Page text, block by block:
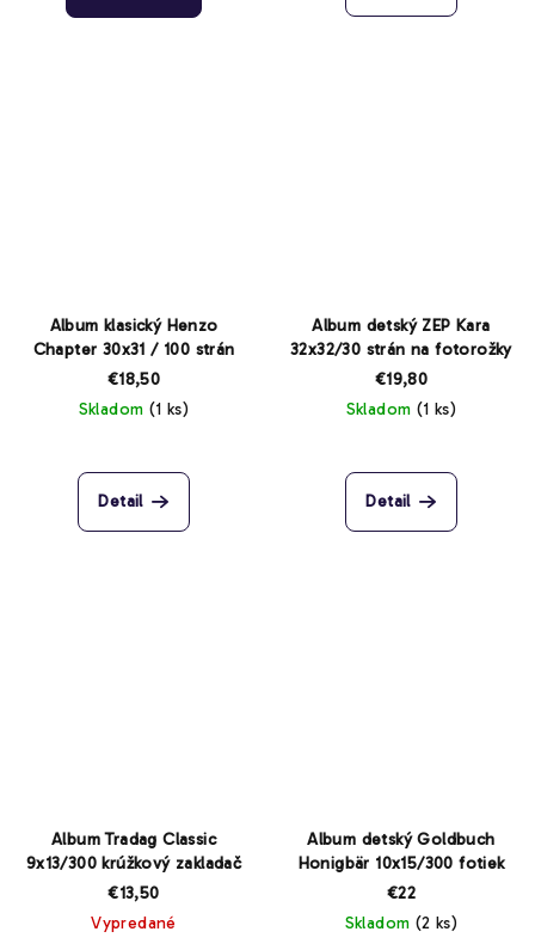
Album klasický Henzo
Chapter 30x31 / 100 strán
€18,50
Skladom (1 ks)
Detail
Album detský ZEP Kara
32x32/30 strán na fotorožky
€19,80
Skladom (1 ks)
Detail
Album Tradag Classic
9x13/300 krúžkový zakladač
€13,50
Vypredané
Album detský Goldbuch
Honigbär 10x15/300 fotiek
€22
Skladom (2 ks)